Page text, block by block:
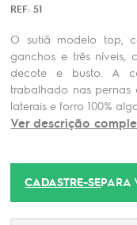
REF: 51
O sutiã modelo top,
ganchos e três níveis,
decote e busto. A
trabalhado nas pernas
laterais e forro 100%
Ver descrição
CADASTRE-SEPARA